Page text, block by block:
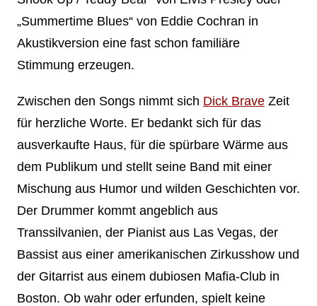
„Summertime Blues“ von Eddie Cochran in
Akustikversion eine fast schon familiäre
Stimmung erzeugen.
Zwischen den Songs nimmt sich Dick BraveZeit
für herzliche Worte. Er bedankt sich für das
ausverkaufte Haus, für die spürbare Wärme aus
dem Publikum und stellt seine Band mit einer
Mischung aus Humor und wilden Geschichten vor.
Der Drummer kommt angeblich aus
Transsilvanien, der Pianist aus Las Vegas, der
Bassist aus einer amerikanischen Zirkusshow und
der Gitarrist aus einem dubiosen Mafia-Club in
Boston. Ob wahr oder erfunden, spielt keine